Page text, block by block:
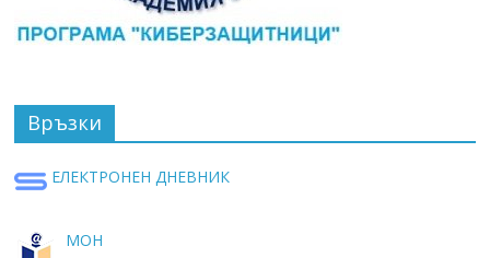
Връзки
ЕЛЕКТРОНЕН ДНЕВНИК
МОН